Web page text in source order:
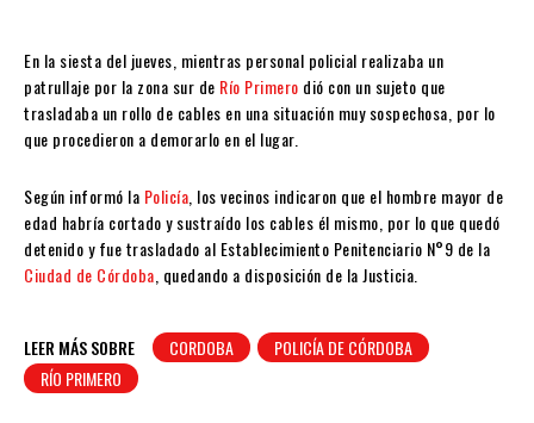
En la siesta del jueves, mientras personal policial realizaba un
patrullaje por la zona sur de Río Primero dió con un sujeto que
trasladaba un rollo de cables en una situación muy sospechosa, por lo
que procedieron a demorarlo en el lugar.
Según informó la Policía, los vecinos indicaron que el hombre mayor de
edad habría cortado y sustraído los cables él mismo, por lo que quedó
detenido y fue trasladado al Establecimiento Penitenciario N°9 de la
Ciudad de Córdoba, quedando a disposición de la Justicia.
LEER MÁS SOBRE CORDOBA
POLICÍA DE CÓRDOBA
RÍO PRIMERO